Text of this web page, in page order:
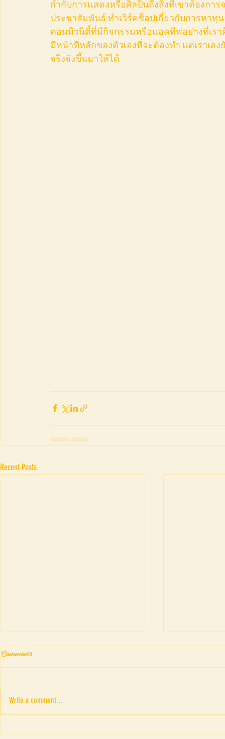
กำกับการแสดงหรือศิลปินถึงสิ่งที่เขาต้องการ
ประชาสัมพันธ์ ทำเวิร์คช็อปเกี่ยวกับการหา
คอมมิวนิตี้ที่มีกิจกรรมหรือแอคทีฟอย่างที่เร
มีหน้าที่หลักของตัวเองที่จะต้องทำ แต่เราเอ
จริงจังขึ้นมาให้ได้
Recent Posts
มาดามดูมี (The Fortune-tell- เทศกาลละค
Comments
Write a comment...